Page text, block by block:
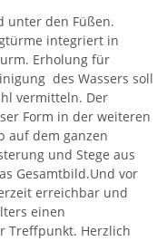
unter den Füßen.
integriert in
Erholung für
des Wassers soll
vermitteln. Der
Form in der weiteren
auf dem ganzen
und Stege aus
Gesamtbild.Und vor
erreichbar und
einen
Treffpunkt. Herzlich